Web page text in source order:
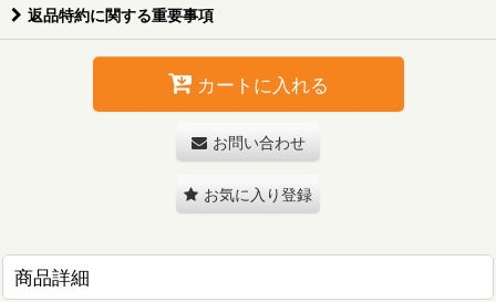
返品特約に関する重要事項
カートに入れる
お問い合わせ
お気に入り登録
商品詳細